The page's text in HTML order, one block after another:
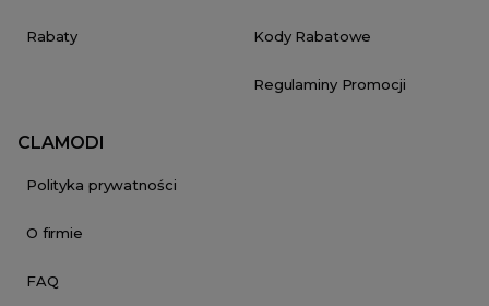
Rabaty Kody Rabatowe
Regulaminy Promocji
CLAMODI
Polityka prywatności
O firmie
FAQ